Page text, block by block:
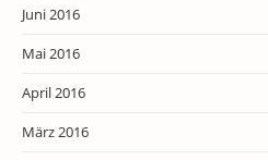
Juni 2016
Mai 2016
April 2016
März 2016